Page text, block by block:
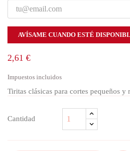
AVÍSAME CUANDO ESTÉ
2,61 €
Impuestos incluidos
Tiritas clásicas para cortes pequeños
Cantidad